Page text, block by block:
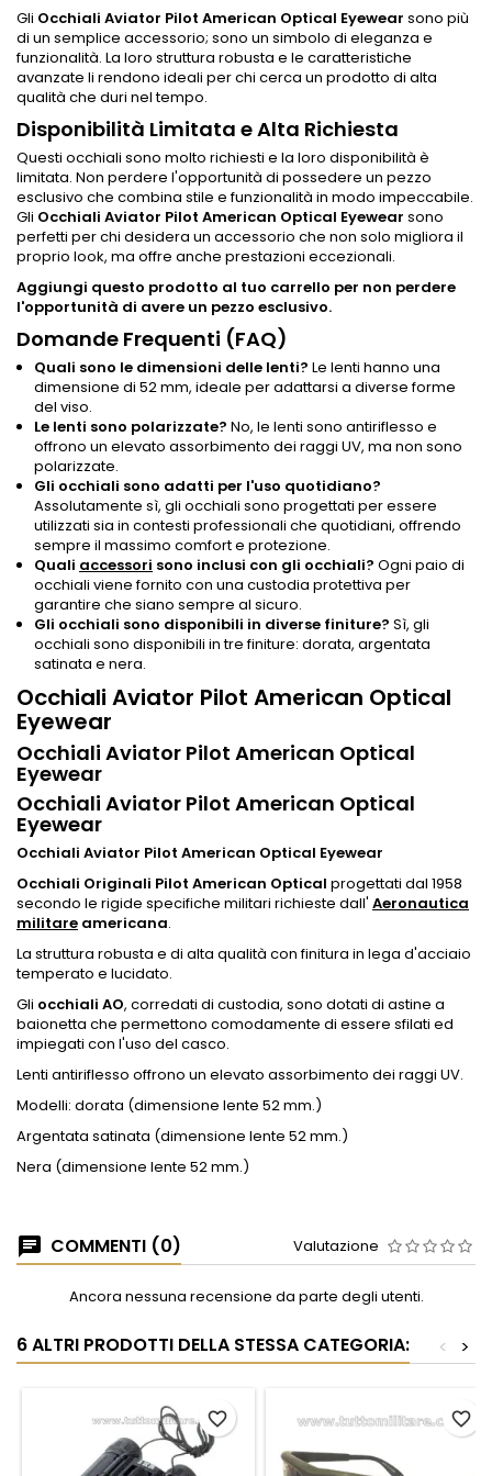
Gli Occhiali Aviator Pilot American Optical Eyewear sono più
di un semplice accessorio; sono un simbolo di eleganza e
funzionalità. La loro struttura robusta e le caratteristiche
avanzate li rendono ideali per chi cerca un prodotto di alta
qualità che duri nel tempo.
Disponibilità Limitata e Alta Richiesta
Questi occhiali sono molto richiesti e la loro disponibilità è
limitata. Non perdere l'opportunità di possedere un pezzo
esclusivo che combina stile e funzionalità in modo impeccabile.
Gli Occhiali Aviator Pilot American Optical Eyewear sono
perfetti per chi desidera un accessorio che non solo migliora il
proprio look, ma offre anche prestazioni eccezionali.
Aggiungi questo prodotto al tuo carrello per non perdere
l'opportunità di avere un pezzo esclusivo.
Domande Frequenti (FAQ)
Quali sono le dimensioni delle lenti? Le lenti hanno una
dimensione di 52 mm, ideale per adattarsi a diverse forme
del viso.
Le lenti sono polarizzate? No, le lenti sono antiriflesso e
offrono un elevato assorbimento dei raggi UV, ma non sono
polarizzate.
Gli occhiali sono adatti per l'uso quotidiano?
Assolutamente sì, gli occhiali sono progettati per essere
utilizzati sia in contesti professionali che quotidiani, offrendo
sempre il massimo comfort e protezione.
Quali accessori sono inclusi con gli occhiali? Ogni paio di
occhiali viene fornito con una custodia protettiva per
garantire che siano sempre al sicuro.
Gli occhiali sono disponibili in diverse finiture? Sì, gli
occhiali sono disponibili in tre finiture: dorata, argentata
satinata e nera.
Occhiali Aviator Pilot American Optical
Eyewear
Occhiali Aviator Pilot American Optical
Eyewear
Occhiali Aviator Pilot American Optical
Eyewear
Occhiali Aviator Pilot American Optical Eyewear
Occhiali Originali Pilot American Optical progettati dal 1958
secondo le rigide specifiche militari richieste dall' Aeronautica
militare americana.
La struttura robusta e di alta qualità con finitura in lega d'acciaio
temperato e lucidato.
Gli occhiali AO, corredati di custodia, sono dotati di astine a
baionetta che permettono comodamente di essere sfilati ed
impiegati con l'uso del casco.
Lenti antiriflesso offrono un elevato assorbimento dei raggi UV.
Modelli: dorata (dimensione lente 52 mm.)
Argentata satinata (dimensione lente 52 mm.)
Nera (dimensione lente 52 mm.)
COMMENTI (0) Valutazione
Ancora nessuna recensione da parte degli utenti.
6 ALTRI PRODOTTI DELLA STESSA CATEGORIA: >
<
favorite_border favorite_border